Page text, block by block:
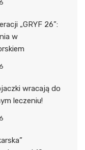
„GRYF 26”:
w
wracają do
leczeniu!